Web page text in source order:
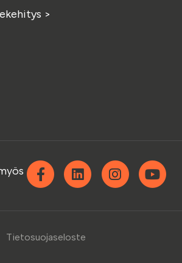
>
FacebookLinkedin
Tietosuojaseloste